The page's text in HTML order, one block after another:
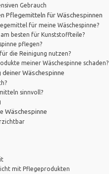
Gebrauch
Pflegemitteln für Wäschespinnen
für meine Wäschespinne?
besten für Kunststoffteile?
pflegen?
die Reinigung nutzen?
meiner Wäschespinne schaden?
Wäschespinne
sinnvoll?
Wäschespinne
mit Pflegeprodukten